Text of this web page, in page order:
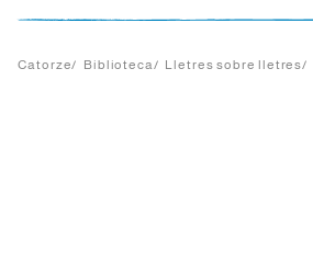
Catorze/ Biblioteca/ Lletres sobre lletres/